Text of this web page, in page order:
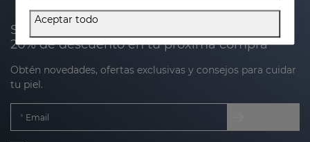
Suscríbete a nuestra newsletter y recibe un
20% de descuento en tu próxima compra
Obtén novedades, ofertas exclusivas y consejos para cuidar
tu piel.
Email
Aceptar todo